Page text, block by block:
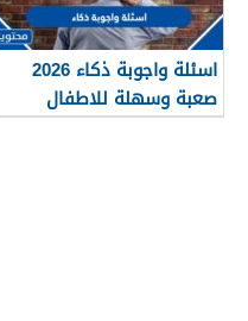
اسئلة واجوبة ذكاء 2026
صعبة وسهلة للاطفال
والكبار